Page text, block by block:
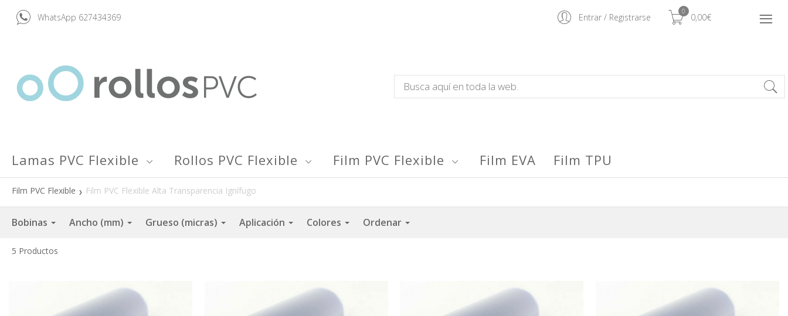
WhatsApp 627434369 Entrar/ Registrarse
0
0,00€
Lamas PVC Flexible Rollos PVC Flexible Film PVC Flexible Film EVA Film TPU
Film PVC Flexible Film PVC Flexible Alta Transparencia Ignífugo
Bobinas Ancho (mm) Grueso (micras) Aplicación Colores Ordenar
5 Productos